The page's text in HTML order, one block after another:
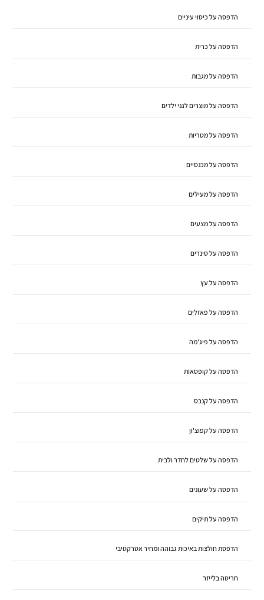
הדפסה על כיסוי עיניים
הדפסה על כרית
הדפסה על מגבות
הדפסה על מוצרים לגני ילדים
הדפסה על מטריות
הדפסה על מכנסיים
הדפסה על מעילים
הדפסה על מצעים
הדפסה על סינרים
הדפסה על עץ
הדפסה על פאזלים
הדפסה על פיג'מה
הדפסה על קופסאות
הדפסה על קנבס
הדפסה על קפוצ'ון
הדפסה על שלטים לחדר ולבית
הדפסה על שעונים
הדפסה על תיקים
הדפסת חולצות באיכות גבוהה ומחיר אטרקטיבי
חריטה בלייזר